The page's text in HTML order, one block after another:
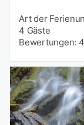
Art der
4 Gäste
Bewertungen: 4